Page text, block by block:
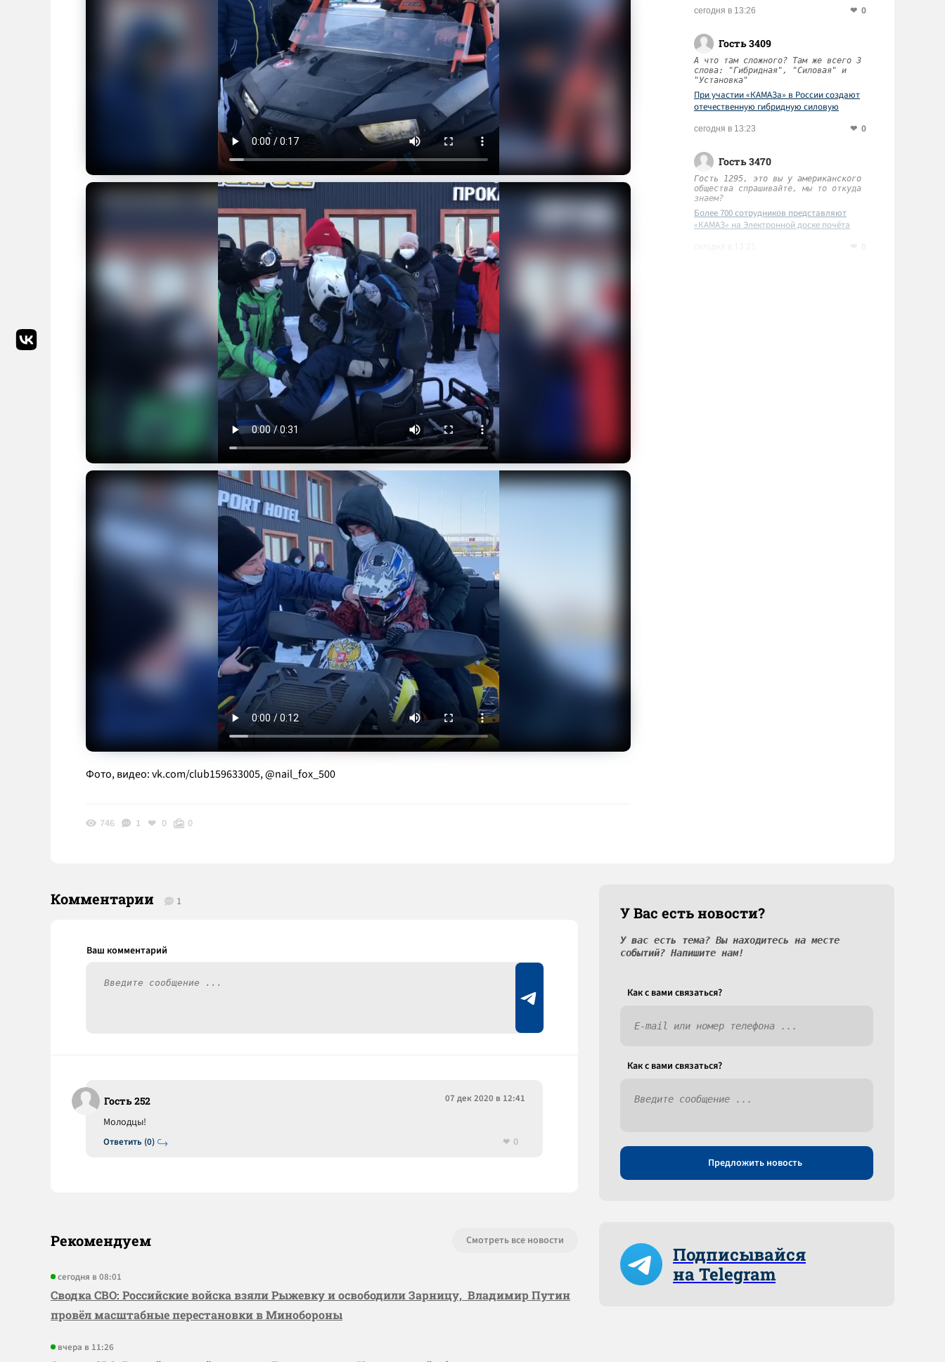
Фото, видео: vk.com/club159633005, @nail_fox_500
746 1 0 0
сегодня в 13:26 0
Гость 3409
А что там сложного? Там же всего 3
слова: "Гибридная", "Силовая" и
"Установка"
При участии «КАМАЗа» в России создают
отечественную гибридную силовую
сегодня в 13:23 0
Гость 3470
Гость 1295, это вы у американского
общества спрашивайте, мы то откуда
знаем?
Более 700 сотрудников представляют
«КАМАЗ» на Электронной доске почёта
Комментарии 1
Гость 252 07 дек 2020 в 12:41
Ответить (0)
Молодцы!
0
Рекомендуем Смотреть все новости
сегодня в 08:01
Сводка СВО: Российские войска взяли Рыжевку и освободили Зарницу, Владимир Путин
провёл масштабные перестановки в Минобороны
вчера в 11:26
У Вас есть новости?
У вас есть тема? Вы находитесь на месте
событий? Напишите нам!
Как c вами связаться?
Как c вами связаться?
Предложить новость
Подписывайся
на Telegram